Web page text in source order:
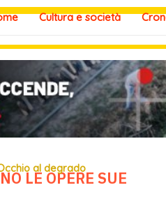
Cultura e società
al degrado
LE OPERE SUE